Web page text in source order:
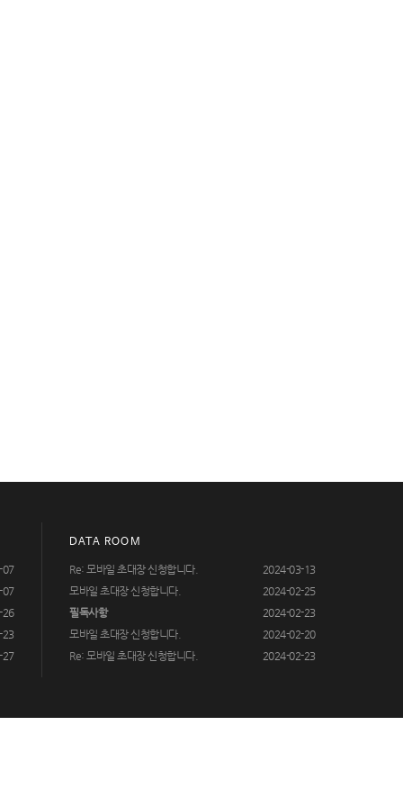
07
07
26
23
27
DATA ROOM
Re: 모바일 초대장 신청합니다.
2024-03-13
모바일 초대장 신청합니다.
2024-02-25
필독사항
2024-02-23
모바일 초대장 신청합니다.
2024-02-20
Re: 모바일 초대장 신청합니다.
2024-02-23